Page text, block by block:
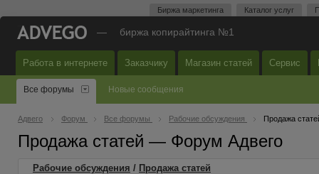
Биржа маркетинга Каталог услуг
— биржа копирайтинга №1
Работа в интернете Заказчику Магазин статей Сервис
Все форумы Новые сообщения
Адвего Форум Все форумы Рабочие обсуждения Продажа
Продажа статей — Форум Адвего
Рабочие обсуждения / Продажа статей